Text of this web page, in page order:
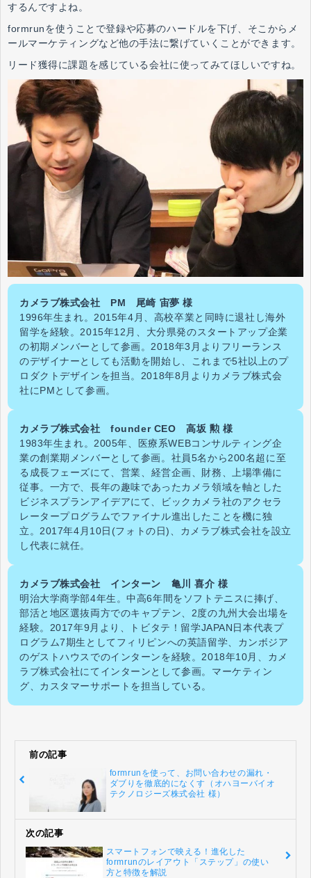
するんですよね。
formrunを使うことで登録や応募のハードルを下げ、そこからメ
ールマーケティングなど他の手法に繋げていくことができます。
リード獲得に課題を感じている会社に使ってみてほしいですね。
カメラブ株式会社 PM 尾崎 宙夢 様
1996年生まれ。2015年4月、高校卒業と同時に退社し海外
留学を経験。2015年12月、大分県発のスタートアップ企業
の初期メンバーとして参画。2018年3月よりフリーランス
のデザイナーとしても活動を開始し、これまで5社以上のプ
ロダクトデザインを担当。2018年8月よりカメラブ株式会
社にPMとして参画。
カメラブ株式会社 founder CEO 高坂 勲 様
1983年生まれ。2005年、
医療系WEBコンサルティング企
業の創業期メンバーとして参画。社員5名から200名超に至
る成長フェーズにて、営業、 経営企画、財務、上場準備に
従事。一方で、長年の趣味であったカメラ領域を軸とした
ビジネスプランアイデアにて、ビックカメラ社のアクセラ
レータープログラムでファイナル進出したことを機に独
立。2017年4月10日(フォトの日)、 カメラブ株式会社を設立
し代表に就任。
カメラブ株式会社 インターン 亀川 喜介 様
明治大学商学部4年生。中高6年間をソフトテニスに捧げ、
部活と地区選抜両方でのキャプテン、2度の九州大会出場を
経験。2017年9月より、トビタテ！留学JAPAN日本代表プ
ログラム7期生としてフィリピンへの英語留学、カンボジア
のゲストハウスでのインターンを経験。2018年10月、カメ
ラブ株式会社にてインターンとして参画。マーケティン
グ、カスタマーサポートを担当している。
前の記事
formrunを使って、お問い合わせの漏れ・
ダブりを徹底的になくす（オハヨーバイオ
テクノロジーズ株式会社 様）
次の記事
スマートフォンで映える！進化した
formrunのレイアウト「ステップ」の使い
方と特徴を解説